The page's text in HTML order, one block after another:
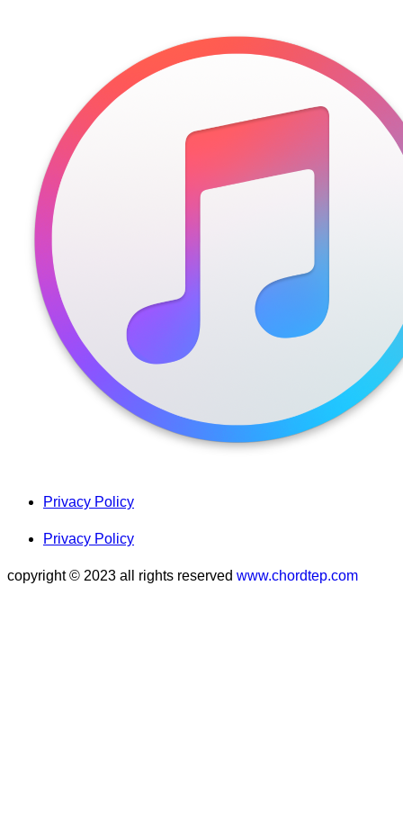
Privacy Policy
Privacy Policy
copyright © 2023 all rights reserved www.chordtep.com